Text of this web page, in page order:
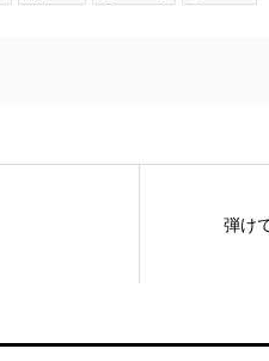
弾け